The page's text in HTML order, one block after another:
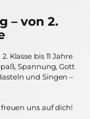
– von 2.
Klasse bis 11 Jahre
Spannung, Gott
und Singen –
uns auf dich!